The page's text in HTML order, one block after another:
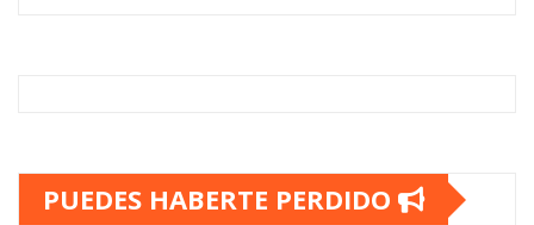
PUEDES HABERTE PERDIDO